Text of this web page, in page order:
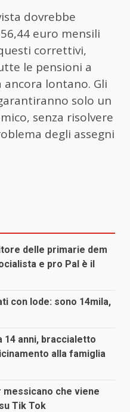
dovrebbe
euro mensili
correttivi,
le pensioni a
lontano. Gli
solo un
senza risolvere
degli assegni
delle primarie dem
e pro Pal è il
con lode: sono 14mila,
14 anni, braccialetto
alla famiglia
messicano che viene
Tik Tok